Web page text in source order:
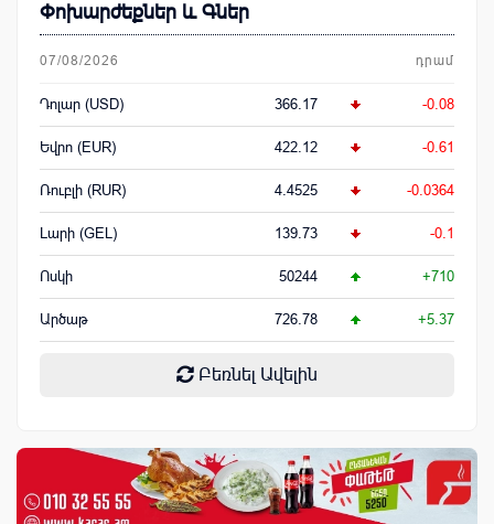
Փոխարժեքներ և Գներ
07/08/2026 դրամ
Դոլար (USD) 366.17 -0.08
Եվրո (EUR) 422.12 -0.61
Ռուբլի (RUR) 4.4525 -0.0364
Լարի (GEL) 139.73 -0.1
Ոսկի 50244 +710
Արծաթ 726.78 +5.37
Բեռնել Ավելին